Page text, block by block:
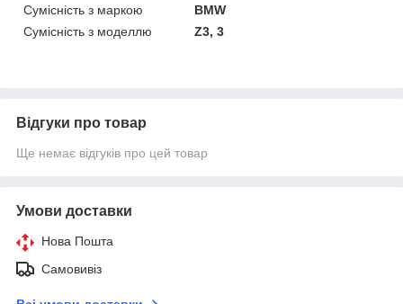
Сумісність з маркою
BMW
Сумісність з моделлю
Z3, 3
Відгуки про товар
Ще немає відгуків про цей товар
Умови доставки
Нова Пошта
Самовивіз